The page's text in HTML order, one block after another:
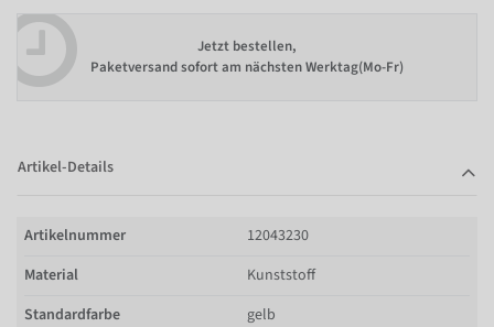
Jetzt bestellen,
Paketversand sofort am nächsten Werktag(Mo-Fr)
Artikel-Details
Artikelnummer
12043230
Material
Kunststoff
Standardfarbe
gelb